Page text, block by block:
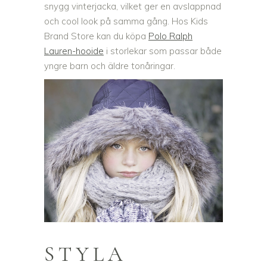
snygg vinterjacka, vilket ger en avslappnad
och cool look på samma gång. Hos Kids
Brand Store kan du köpa Polo Ralph
Lauren-hooide i storlekar som passar både
yngre barn och äldre tonåringar.
STYLA